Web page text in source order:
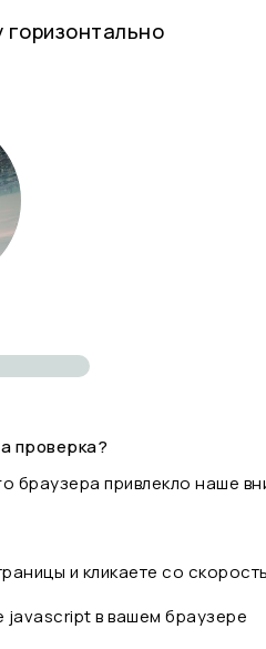
горизонтально
проверка?
браузера привлекло наше
и кликаете со
javascript в вашем браузере